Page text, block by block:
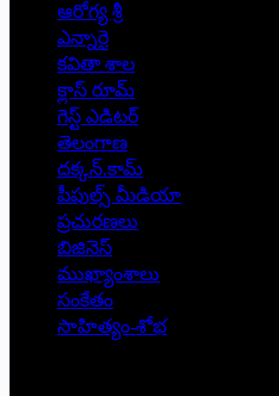
ఆరోగ్య శ్రీ
ఎన్నారై
కవితా శాల
క్లాస్ రూమ్
గెస్ట్ ఎడిటర్
తెలంగాణ
దక్కన్.కామ్
పీపుల్స్ ‌మీడియా
ప్రచురణలు
బిజినెస్
ముఖ్యాంశాలు
సంకేతం
సాహిత్యం-శోభ